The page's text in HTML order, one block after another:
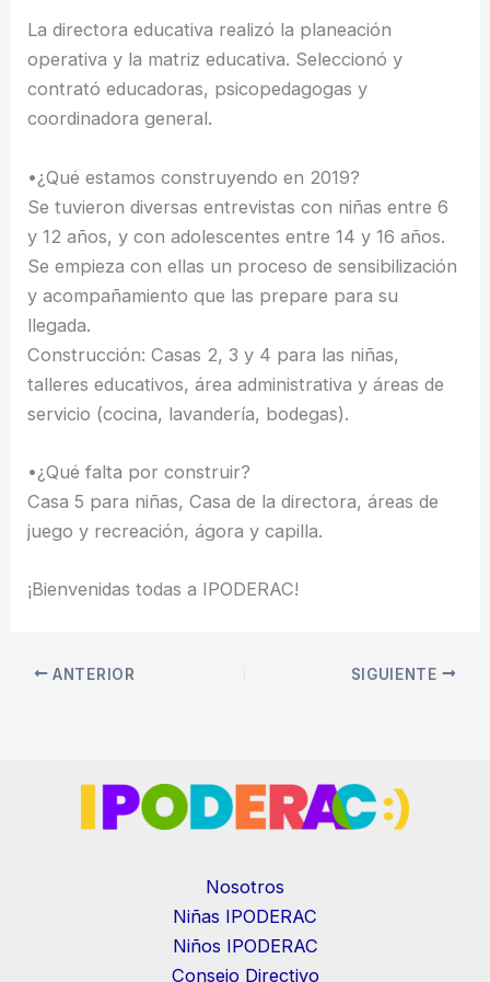
La directora educativa realizó la planeación
operativa y la matriz educativa. Seleccionó y
contrató educadoras, psicopedagogas y
coordinadora general.
•¿Qué estamos construyendo en 2019?
Se tuvieron diversas entrevistas con niñas entre 6
y 12 años, y con adolescentes entre 14 y 16 años.
Se empieza con ellas un proceso de sensibilización
y acompañamiento que las prepare para su
llegada.
Construcción: Casas 2, 3 y 4 para las niñas,
talleres educativos, área administrativa y áreas de
servicio (cocina, lavandería, bodegas).
•¿Qué falta por construir?
Casa 5 para niñas, Casa de la directora, áreas de
juego y recreación, ágora y capilla.
¡Bienvenidas todas a IPODERAC!
ANTERIOR SIGUIENTE
Nosotros
Niñas IPODERAC
Niños IPODERAC
Consejo Directivo